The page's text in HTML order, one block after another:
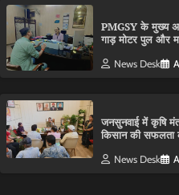
PMGSY के मुख्य
गाड़ मोटर पुल और
News Desk
जनसुनवाई में कृषि
किसान की सफलता
News Desk